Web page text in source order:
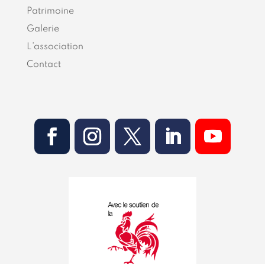
Patrimoine
Galerie
L’association
Contact